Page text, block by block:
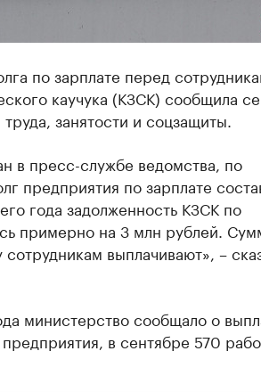
по зарплате перед
каучука (КЗСК) сообщила
занятости и соцзащиты.
в пресс-службе ведомства, по
предприятия по зарплате
года задолженность КЗСК по
примерно на 3 млн рублей.
выплачивают», –
министерство сообщало о
в сентябре 570